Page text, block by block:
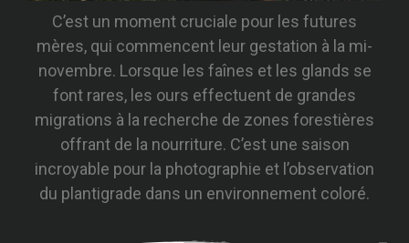
C’est un moment cruciale pour les futures
mères, qui commencent leur gestation à la mi-
novembre. Lorsque les faînes et les glands se
font rares, les ours effectuent de grandes
migrations à la recherche de zones forestières
offrant de la nourriture. C’est une saison
incroyable pour la photographie et l’observation
du plantigrade dans un environnement coloré.